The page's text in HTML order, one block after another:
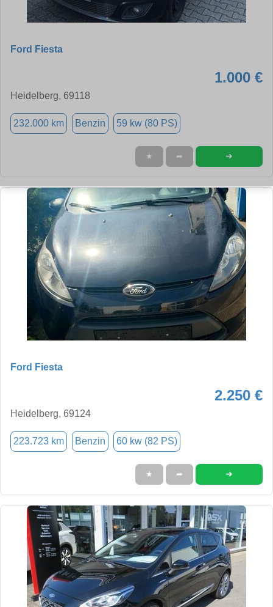
Ford Fiesta
1.000 €
Heidelberg, 69118
232.000 km Benzin 59 kw (80 PS)
★ ➦ ➜
Ford Fiesta
2.250 €
Heidelberg, 69124
223.723 km Benzin 60 kw (82 PS)
★ ➦ ➜